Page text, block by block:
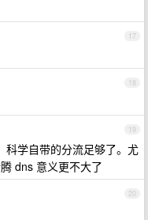
17
18
19
科学自带的分流足够了。尤
dns 意义更不大了
20